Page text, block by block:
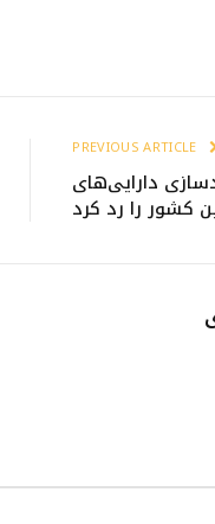
دارایی‌های
کشور را رد کرد